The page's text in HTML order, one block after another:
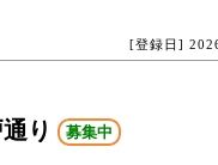
[登録日]
通り 募集中